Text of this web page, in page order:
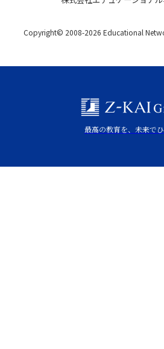
Copyright© 2008-2026 Educational
最高の教育を、未来でひ